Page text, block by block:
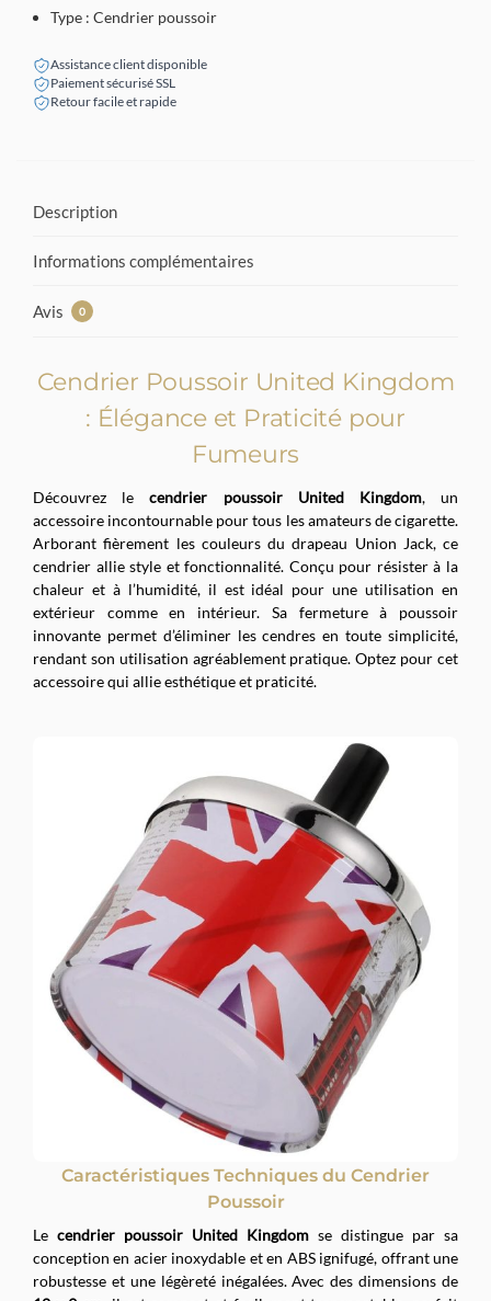
Type : Cendrier poussoir
Assistance client disponible
Paiement sécurisé SSL
Retour facile et rapide
Description
Informations complémentaires
Avis 0
Cendrier Poussoir United Kingdom
: Élégance et Praticité pour
Fumeurs
Découvrez lecendrier poussoir United Kingdom, un
accessoire incontournable pour tous les amateurs de cigarette.
Arborant fièrement les couleurs du drapeau Union Jack, ce
cendrier allie style et fonctionnalité. Conçu pour résister à la
chaleur et à l’humidité, il est idéal pour une utilisation en
extérieur comme en intérieur. Sa fermeture à poussoir
innovante permet d’éliminer les cendres en toute simplicité,
rendant son utilisation agréablement pratique. Optez pour cet
accessoire qui allie esthétique et praticité.
Caractéristiques Techniques du Cendrier
Poussoir
Le cendrier poussoir United Kingdom se distingue par sa
conception en acier inoxydable et en ABS ignifugé, offrant une
robustesse et une légèreté inégalées. Avec des dimensions de